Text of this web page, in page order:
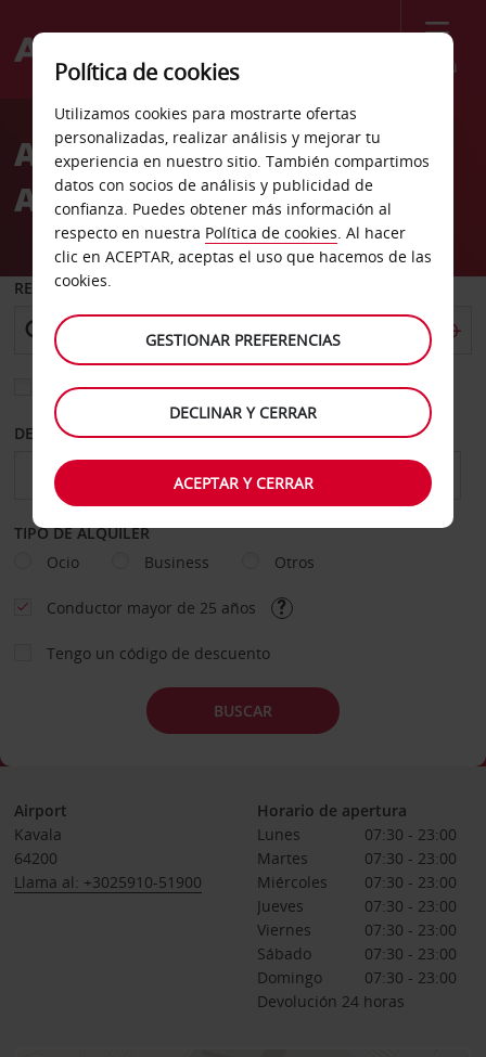
Menú
Welcome
AvisAlquiler de coches
Aeropuerto de Kavala
RECOGER EN
Elegir otra oficina de devolución
DESDE HASTA
TIPO DE ALQUILER
Ocio
Business Otros
Conductor mayor de 25 años
Tengo un código de descuento
BUSCAR
Airport
Kavala
64200
Llama al: +3025910-51900
Horario de apertura
Lunes
07:30 - 23:00
Martes
07:30 - 23:00
Miércoles
07:30 - 23:00
Jueves
07:30 - 23:00
Viernes
07:30 - 23:00
Sábado
07:30 - 23:00
Domingo
07:30 - 23:00
Devolución 24 horas
Política de cookies
Utilizamos cookies para mostrarte ofertas
personalizadas, realizar análisis y mejorar tu
experiencia en nuestro sitio. También compartimos
datos con socios de análisis y publicidad de
confianza. Puedes obtener más información al
respecto en nuestra Política de cookies. Al hacer
clic en ACEPTAR, aceptas el uso que hacemos de las
cookies.
GESTIONAR PREFERENCIAS
DECLINAR Y CERRAR
ACEPTAR Y CERRAR